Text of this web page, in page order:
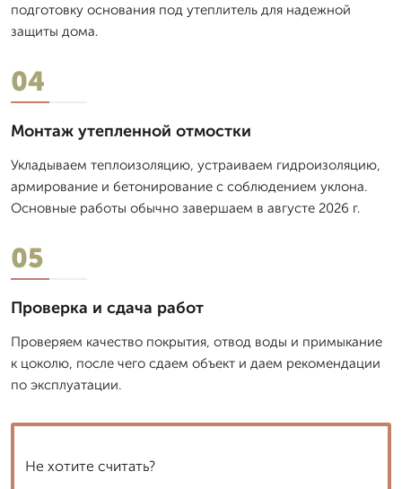
подготовку основания под утеплитель для надежной
защиты дома.
04
Монтаж утепленной отмостки
Укладываем теплоизоляцию, устраиваем гидроизоляцию,
армирование и бетонирование с соблюдением уклона.
Основные работы обычно завершаем в августе 2026 г.
05
Проверка и сдача работ
Проверяем качество покрытия, отвод воды и примыкание
к цоколю, после чего сдаем объект и даем рекомендации
по эксплуатации.
Не хотите считать?